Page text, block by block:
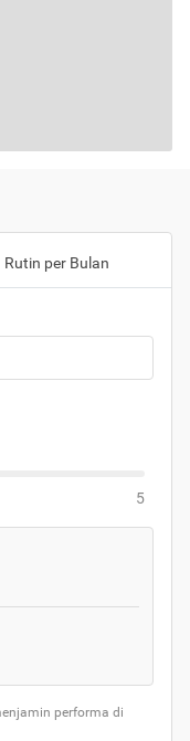
Rutin per Bulan
5
performa di